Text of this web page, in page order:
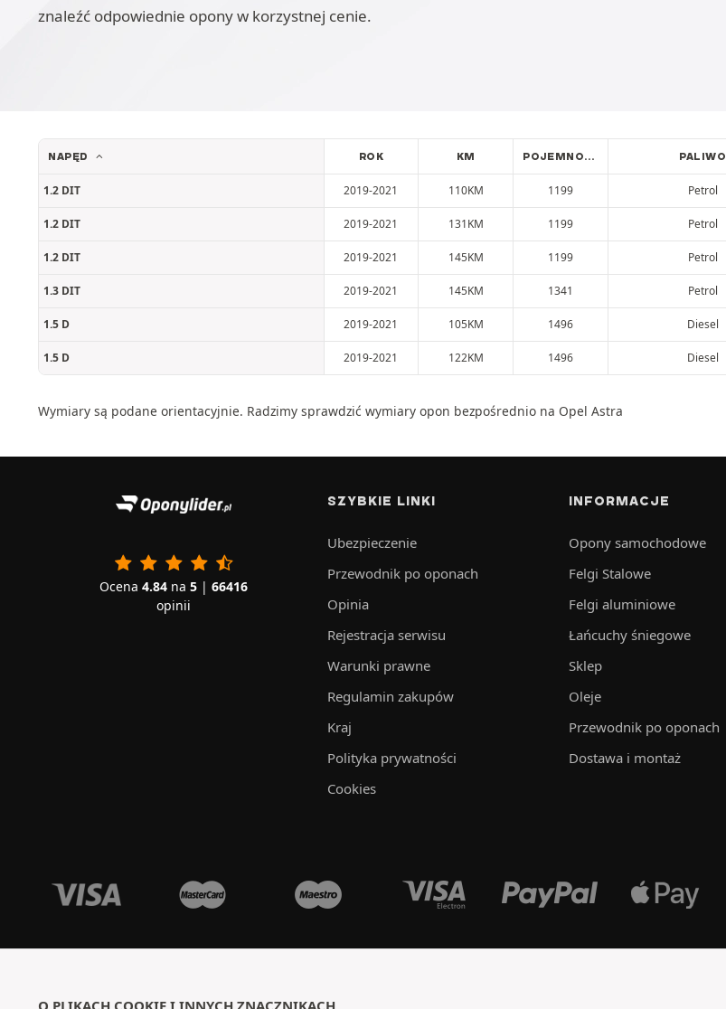
znaleźć odpowiednie opony w korzystnej cenie.
NAPĘD ROK KM POJEMNOŚĆ PALIWO
1.2 DIT 2019-2021 110KM 1199 Petrol
1.2 DIT 2019-2021 131KM 1199 Petrol
1.2 DIT 2019-2021 145KM 1199 Petrol
1.3 DIT 2019-2021 145KM 1341 Petrol
1.5 D 2019-2021 105KM 1496 Diesel
1.5 D 2019-2021 122KM 1496 Diesel
Wymiary są podane orientacyjnie. Radzimy sprawdzić wymiary opon bezpośrednio na Opel Astra
Ocena 4.84 na 5 | 66416
opinii
SZYBKIE LINKI
Ubezpieczenie
Przewodnik po oponach
Opinia
Rejestracja serwisu
Warunki prawne
Regulamin zakupów
Kraj
Polityka prywatności
Cookies
INFORMACJE
Opony samochodowe
Felgi Stalowe
Felgi aluminiowe
Łańcuchy śniegowe
Sklep
Oleje
Przewodnik po oponach
Dostawa i montaż
O PLIKACH COOKIE I INNYCH ZNACZNIKACH